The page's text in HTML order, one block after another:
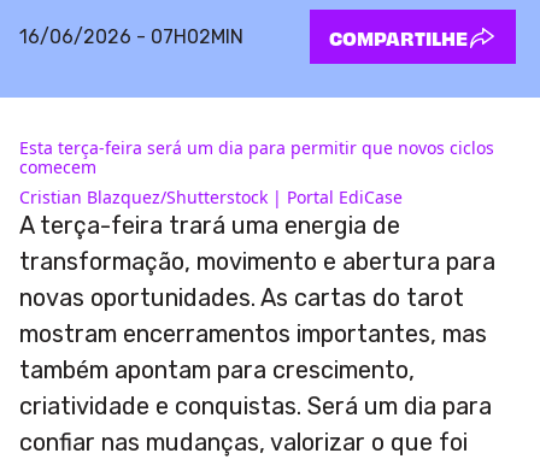
16/06/2026 - 07H02MIN COMPARTILHE
Esta terça-feira será um dia para permitir que novos ciclos
comecem
Cristian Blazquez/Shutterstock | Portal EdiCase
A terça-feira trará uma energia de
transformação, movimento e abertura para
novas oportunidades. As cartas do tarot
mostram encerramentos importantes, mas
também apontam para crescimento,
criatividade e conquistas. Será um dia para
confiar nas mudanças, valorizar o que foi